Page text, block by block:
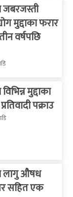
जबरजस्ती
मुद्दाका फरार
वर्षपछि
मुद्दाका
पक्राउ
लागु औषध
सहित एक